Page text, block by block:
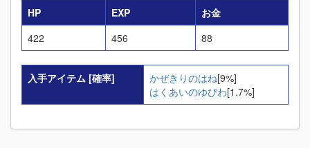
HP EXP
お金
422
456 88
入手アイテム [確率] かぜきりのはね[9%]
はくあいのゆびわ[1.7%]